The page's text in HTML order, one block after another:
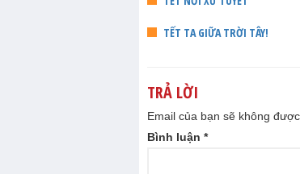
TẾT TA GIỮA TRỜI TÂY!
TRẢ LỜI
Email của bạn sẽ không
Bình luận *